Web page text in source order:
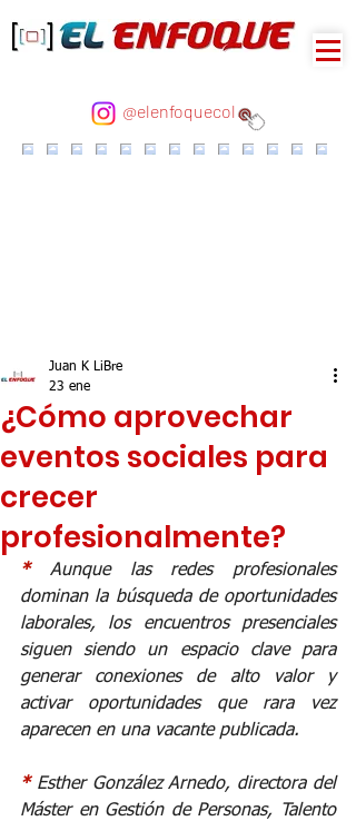
@elenfoquecol
¿Cómo aprovechar
eventos sociales para
crecer
profesionalmente?
Juan K LiBre
23 ene
* Aunque las redes profesionales
dominan la búsqueda de oportunidades
laborales, los encuentros presenciales
siguen siendo un espacio clave para
generar conexiones de alto valor y
activar oportunidades que rara vez
aparecen en una vacante publicada.
* Esther González Arnedo, directora del
Máster en Gestión de Personas, Talento